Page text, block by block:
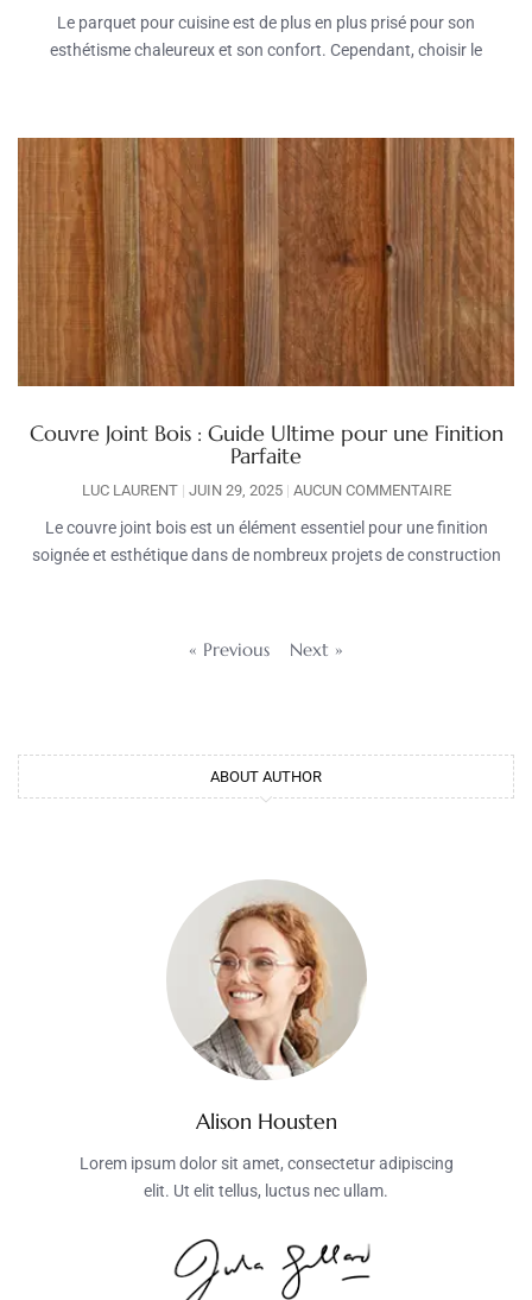
Le parquet pour cuisine est de plus en plus prisé pour son
esthétisme chaleureux et son confort. Cependant, choisir le
Couvre Joint Bois : Guide Ultime pour une Finition
Parfaite
LUC LAURENT JUIN 29, 2025 AUCUN COMMENTAIRE
Le couvre joint bois est un élément essentiel pour une finition
soignée et esthétique dans de nombreux projets de construction
« Previous Next »
ABOUT AUTHOR
Alison Housten
Lorem ipsum dolor sit amet, consectetur adipiscing
elit. Ut elit tellus, luctus nec ullam.